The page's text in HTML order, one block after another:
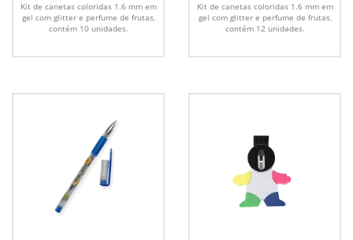
Kit de canetas coloridas 1.6 mm em
gel com glitter e perfume de frutas,
contém 10 unidades.
Kit de canetas coloridas 1.6 mm em
gel com glitter e perfume de frutas,
contém 12 unidades.